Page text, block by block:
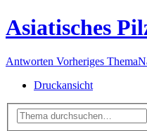
Asiatisches
Antworten Vorheriges Thema
Druckansicht